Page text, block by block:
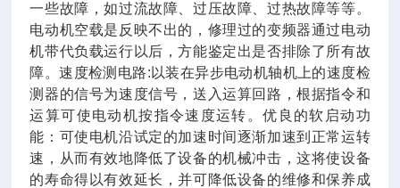
一些故障，如过流故障、过压故障、过热故障等等。
电动机空载是反映不出的，修理过的变频器通过电动
机带代负载运行以后，方能鉴定出是否排除了所有故
障。速度检测电路:以装在异步电动机轴机上的速度检
测器的信号为速度信号，送入运算回路，根据指令和
运算可使电动机按指令速度运转。优良的软启动功
能：可使电机沿试定的加速时间逐渐加速到正常运转
速，从而有效地降低了设备的机械冲击，这将使设备
的寿命得以有效延长，并可降低设备的维修和保养成